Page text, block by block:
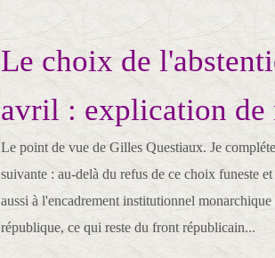
Le choix de
avril : explication de
Le point de vue de Gilles Questiaux. Je
suivante : au-delà du refus de ce choix funeste
aussi à l'encadrement institutionnel
république, ce qui reste du front républicain...